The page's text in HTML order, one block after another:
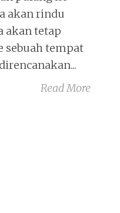
akan rindu
akan tetap
sebuah tempat
Read More